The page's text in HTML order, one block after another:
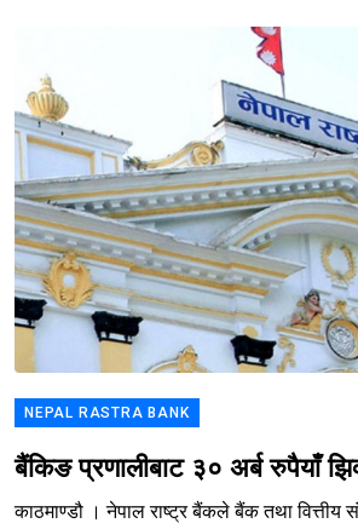
NEPAL RASTRA BANK
बैंकिङ प्रणालीबाट ३० अर्ब रुपैयाँ
काठमाण्डौ । नेपाल राष्ट्र बैंकले बैंक तथा वित्तीय